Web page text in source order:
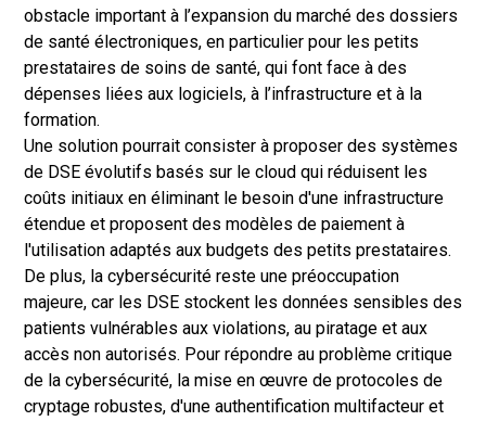
obstacle important à l’expansion du marché des dossiers
de santé électroniques, en particulier pour les petits
prestataires de soins de santé, qui font face à des
dépenses liées aux logiciels, à l’infrastructure et à la
formation.
Une solution pourrait consister à proposer des systèmes
de DSE évolutifs basés sur le cloud qui réduisent les
coûts initiaux en éliminant le besoin d'une infrastructure
étendue et proposent des modèles de paiement à
l'utilisation adaptés aux budgets des petits prestataires.
De plus, la cybersécurité reste une préoccupation
majeure, car les DSE stockent les données sensibles des
patients vulnérables aux violations, au piratage et aux
accès non autorisés. Pour répondre au problème critique
de la cybersécurité, la mise en œuvre de protocoles de
cryptage robustes, d'une authentification multifacteur et